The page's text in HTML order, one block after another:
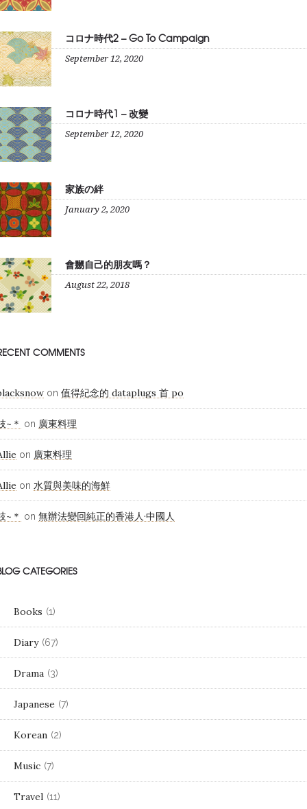
コロナ時代2 – Go To Campaign
September 12, 2020
コロナ時代1 – 改變
September 12, 2020
家族の絆
January 2, 2020
會嬲自己的朋友嗎？
August 22, 2018
COMMENTS
on 值得紀念的 dataplugs 首 po
~＊ on 廣東料理
on 廣東料理
on 水質與美味的海鮮
~＊ on 無辦法變回純正的香港人·中國人
CATEGORIES
Books (1)
Diary (67)
Drama (3)
Japanese (7)
Korean (2)
Music (7)
Travel (11)